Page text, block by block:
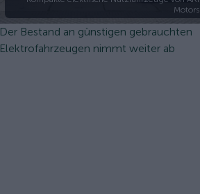
Motors
Der Bestand an günstigen gebrauchten
Elektrofahrzeugen nimmt weiter ab